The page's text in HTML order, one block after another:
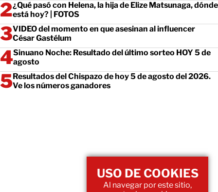
¿Qué pasó con Helena, la hija de Elize Matsunaga, dónde
está hoy? | FOTOS
VIDEO del momento en que asesinan al influencer
César Gastélum
Sinuano Noche: Resultado del último sorteo HOY 5 de
agosto
Resultados del Chispazo de hoy 5 de agosto del 2026.
Ve los números ganadores
USO DE COOKIES
Al navegar por este sitio,